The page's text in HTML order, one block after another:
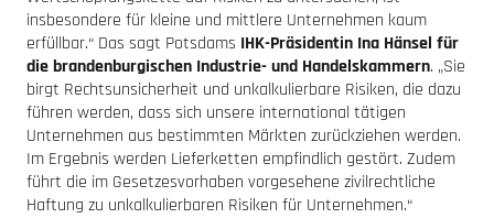
insbesondere für kleine und mittlere Unternehmen kaum
erfüllbar.“ Das sagt Potsdams IHK-Präsidentin Ina Hänsel für
die brandenburgischen Industrie- und Handelskammern. „Sie
birgt Rechtsunsicherheit und unkalkulierbare Risiken, die dazu
führen werden, dass sich unsere international tätigen
Unternehmen aus bestimmten Märkten zurückziehen werden.
Im Ergebnis werden Lieferketten empfindlich gestört. Zudem
führt die im Gesetzesvorhaben vorgesehene zivilrechtliche
Haftung zu unkalkulierbaren Risiken für Unternehmen.“